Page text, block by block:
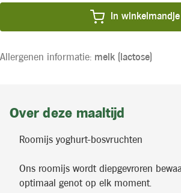
In winkelmandje
Allergenen informatie: melk (lactose)
Over deze maaltijd
Roomijs yoghurt-bosvruchten
Ons roomijs wordt diepgevroren
optimaal genot op elk moment.